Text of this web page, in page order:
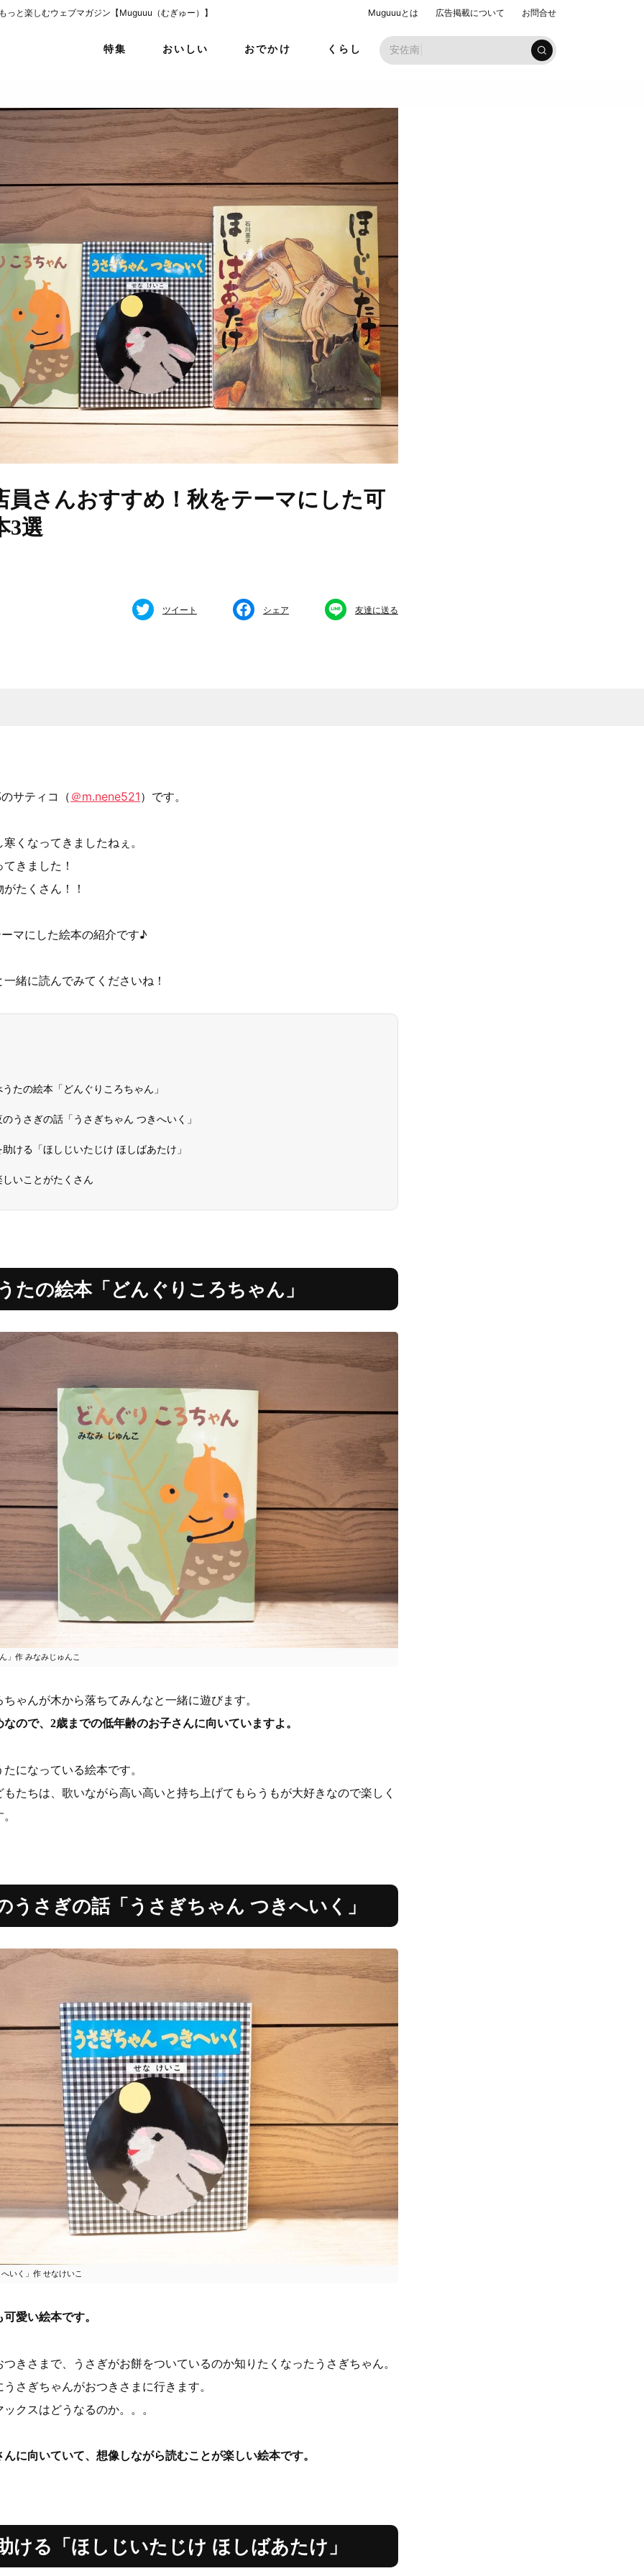
と楽しむウェブマガジン【Muguuu（むぎゅー）】 Muguuuとは 広告掲載について お問合せ
特集 おいしい おでかけ くらし お子様
員さんおすすめ！秋をテーマにした可
3選
ツイート シェア 友達に送る
サティコ（ ＠m.nene521）です。
くなってきましたねぇ。
きました！
たくさん！！
ーマにした絵本の紹介です♪
緒に読んでみてくださいね！
たの絵本「どんぐりころちゃん」
うさぎの話「うさぎちゃん つきへいく」
ける「ほしじいたじけ ほしばあたけ」
しいことがたくさん
たの絵本「どんぐりころちゃん」
」作 みなみじゅんこ
ゃんが木から落ちてみんなと一緒に遊びます。
ので、2歳までの低年齢のお子さんに向いていますよ。
になっている絵本です。
たちは、歌いながら高い高いと持ち上げてもらうもが大好きなので楽しく
うさぎの話「うさぎちゃん つきへいく」
いく」作 せなけいこ
愛い絵本です。
きさまで、うさぎがお餅をついているのか知りたくなったうさぎちゃん。
さぎちゃんがおつきさまに行きます。
クスはどうなるのか。。。
んに向いていて、想像しながら読むことが楽しい絵本です。
ける「ほしじいたじけ ほしばあたけ」